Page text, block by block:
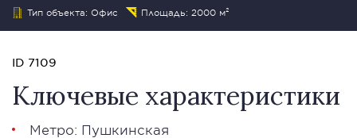
Тип объекта: Офис Площадь: 2000 м²
ID 7109
Ключевые характеристики
Метро: Пушкинская